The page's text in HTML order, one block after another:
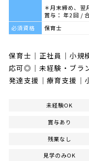
＊月末締め、翌
賞与： 年2回 /
必須資格
保育士
保育士｜正社員｜小規
応可◎｜未経験・ブラ
発達支援｜療育支援｜
未経験OK
賞与あり
残業なし
見学のみOK